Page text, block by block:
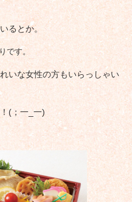
るとか。
です。
いな女性の方もいらっしゃい
(；一_一)